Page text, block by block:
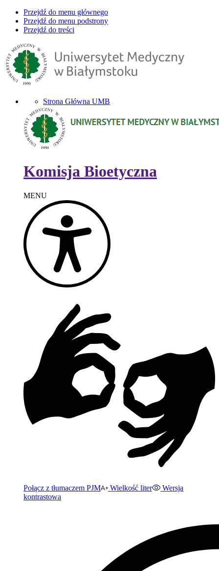
Przejdź do menu głównego
Przejdź do menu podstrony
Przejdź do treści
Strona Główna UMB
Komisja Bioetyczna
MENU
Połącz z tłumaczem PJM Wielkość liter
Wersja
kontrastowa